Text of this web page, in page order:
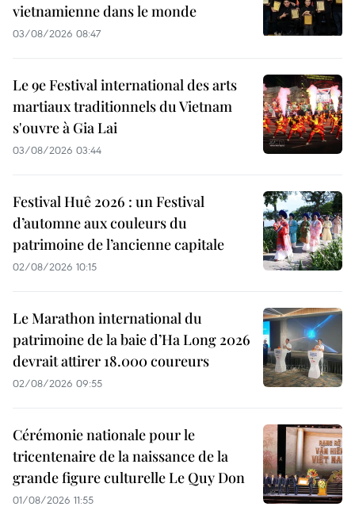
vietnamienne dans le monde
03/08/2026 08:47
Le 9e Festival international des arts
martiaux traditionnels du Vietnam
s'ouvre à Gia Lai
03/08/2026 03:44
Festival Huê 2026 : un Festival
d’automne aux couleurs du
patrimoine de l’ancienne capitale
02/08/2026 10:15
Le Marathon international du
patrimoine de la baie d’Ha Long 2026
devrait attirer 18.000 coureurs
02/08/2026 09:55
Cérémonie nationale pour le
tricentenaire de la naissance de la
grande figure culturelle Le Quy Don
01/08/2026 11:55